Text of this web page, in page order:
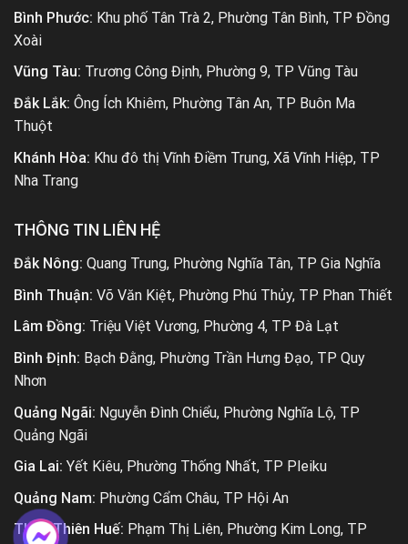
Bình Phước: Khu phố Tân Trà 2, Phường Tân Bình, TP Đồng
Xoài
Vũng Tàu: Trương Công Định, Phường 9, TP Vũng Tàu
Đắk Lắk: Ông Ích Khiêm, Phường Tân An, TP Buôn Ma
Thuột
Khánh Hòa: Khu đô thị Vĩnh Điềm Trung, Xã Vĩnh Hiệp, TP
Nha Trang
THÔNG TIN LIÊN HỆ
Đắk Nông: Quang Trung, Phường Nghĩa Tân, TP Gia Nghĩa
Bình Thuận: Võ Văn Kiệt, Phường Phú Thủy, TP Phan Thiết
Lâm Đồng: Triệu Việt Vương, Phường 4, TP Đà Lạt
Bình Định: Bạch Đằng, Phường Trần Hưng Đạo, TP Quy
Nhơn
Quảng Ngãi: Nguyễn Đình Chiểu, Phường Nghĩa Lộ, TP
Quảng Ngãi
Gia Lai: Yết Kiêu, Phường Thống Nhất, TP Pleiku
Quảng Nam: Phường Cẩm Châu, TP Hội An
Thừa Thiên Huế: Phạm Thị Liên, Phường Kim Long, TP